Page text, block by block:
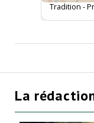
Tradition -
La